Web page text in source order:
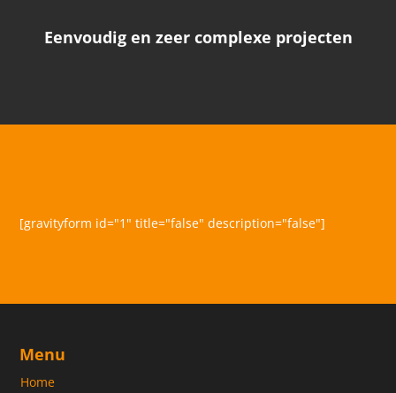
Eenvoudig en zeer complexe projecten
[gravityform id="1" title="false" description="false"]
Menu
Home